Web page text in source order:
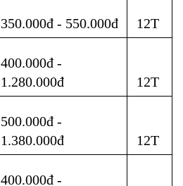
350.000đ - 550.000đ 12T
400.000đ -
1.280.000đ
12T
500.000đ -
1.380.000đ
12T
400.000đ -